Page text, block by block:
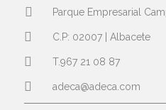
Parque Empresarial
C.P: 02007 | Albacete
T.967 21 08 87
adeca@adeca.com